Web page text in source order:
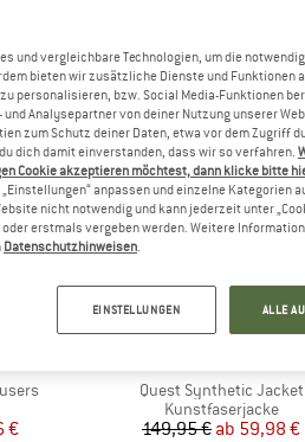
Preis
€
Artikel
Quest Synthetic Jacket
Produktgruppe
Kunstfaserjacke
Preis
149,95 € reduzierter
ab 59,98 €
und vergleichbare Technologien, um die
bieten wir zusätzliche Dienste und Funktionen
personalisieren, bzw. Social Media-Funktionen
und Analysepartner von deiner Nutzung unserer
zum Schutz deiner Daten, etwa vor dem Zugriff
dich damit einverstanden, dass wir so verfahren.
Cookie akzeptieren möchtest, dann klicke bitte
anpassen und einzelne Kategorien
nicht notwendig und kann jederzeit unter
erstmals vergeben werden. Weitere
Datenschutzhinweisen.
EINSTELLUNGEN ALLE